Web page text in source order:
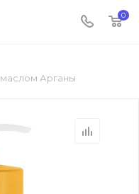
0
маслом Арганы